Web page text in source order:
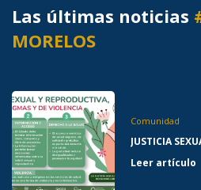
Las últimas noticias
MORELOS
Comunidad
JUSTICIA
Leer artículo